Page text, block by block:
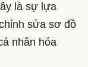
là sự lựa
sửa sơ đồ
nhân hóa